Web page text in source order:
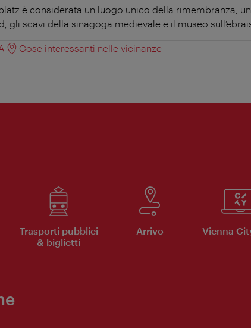
è considerata un luogo unico della rimembranza,
gli scavi della sinagoga medievale e il museo
Cose interessanti nelle vicinanze
Trasporti pubblici
& biglietti
Arrivo Vienna